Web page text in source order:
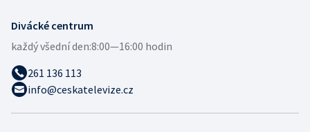
Divácké centrum
každý všední den:8:00—16:00 hodin
261 136 113
info@ceskatelevize.cz